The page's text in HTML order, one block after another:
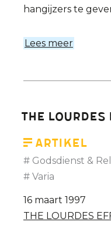
hangijzers te
Lees meer
THE
Artikel
Godsdienst &
Varia
16 maart 1997
THE LOURDES